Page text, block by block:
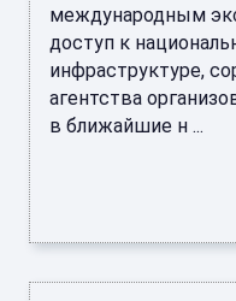
международным
доступ к
инфраструктуре,
агентства
в ближайшие н ...